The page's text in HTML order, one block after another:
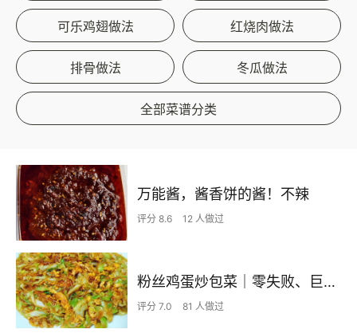
可乐鸡翅做法 红烧肉做法
排骨做法 冬瓜做法
全部菜谱分类
万能酱，酱香饼的酱！不辣
评分 8.6 12 人做过
粉丝鸡蛋炒包菜｜零失败、巨下饭
评分 7.0 81 人做过